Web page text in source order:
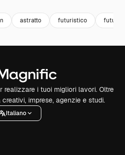
astratto futuristico futuro
realizzare i tuoi migliori lavori. Oltre
imprese, agenzie e studi.
Italiano